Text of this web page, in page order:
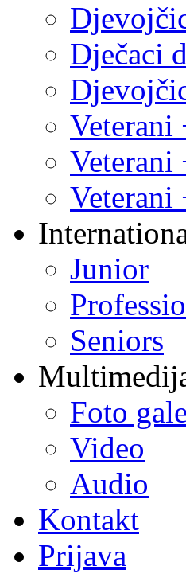
Dječaci
Veterani
Veterani
Veterani
Junior
Seniors
Foto
Video
Audio
Kontakt
Prijava